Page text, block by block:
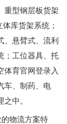
重型钢层板货架
体库货架系统；
、悬臂式、流利
；工位器具、托
体育官网登录入
车、制药、电
中。
物流方案特